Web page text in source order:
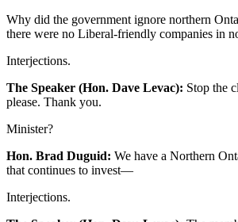
Why did the government ignore northern
there were no Liberal-friendly companies in
Interjections.
The Speaker (Hon. Dave Levac): Stop the
please. Thank you.
Minister?
Hon. Brad Duguid: We have a Northern
that continues to invest—
Interjections.